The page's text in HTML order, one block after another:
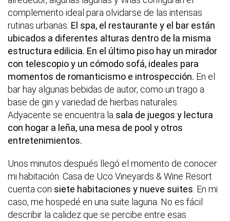
complemento ideal para olvidarse de las intensas
rutinas urbanas. El spa, el restaurante y el bar están
ubicados a diferentes alturas dentro de la misma
estructura edilicia. En el último piso hay un mirador
con telescopio y un cómodo sofá, ideales para
momentos de romanticismo e introspección. En el
bar hay algunas bebidas de autor, como un trago a
base de gin y variedad de hierbas naturales.
Adyacente se encuentra la sala de juegos y lectura
con hogar a leña, una mesa de pool y otros
entretenimientos.
Unos minutos después llegó el momento de conocer
mi habitación. Casa de Uco Vineyards & Wine Resort
cuenta con siete habitaciones y nueve suites. En mi
caso, me hospedé en una suite laguna. No es fácil
describir la calidez que se percibe entre esas